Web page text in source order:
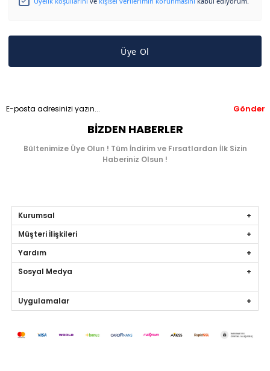
Üye Ol
Gönder
BIZDEN HABERLER
Bültenimize Üye Olun ! Tüm İndirim ve Fırsatlardan İlk Sizin
Haberiniz Olsun !
Kurumsal
Müşteri İlişkileri
Yardım
Sosyal Medya
Uygulamalar